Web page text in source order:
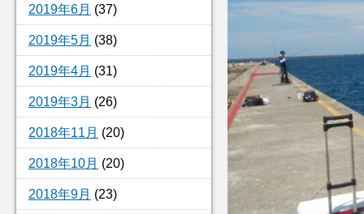
2019年6月 (37)
2019年5月 (38)
2019年4月 (31)
2019年3月 (26)
2018年11月 (20)
2018年10月 (20)
2018年9月 (23)